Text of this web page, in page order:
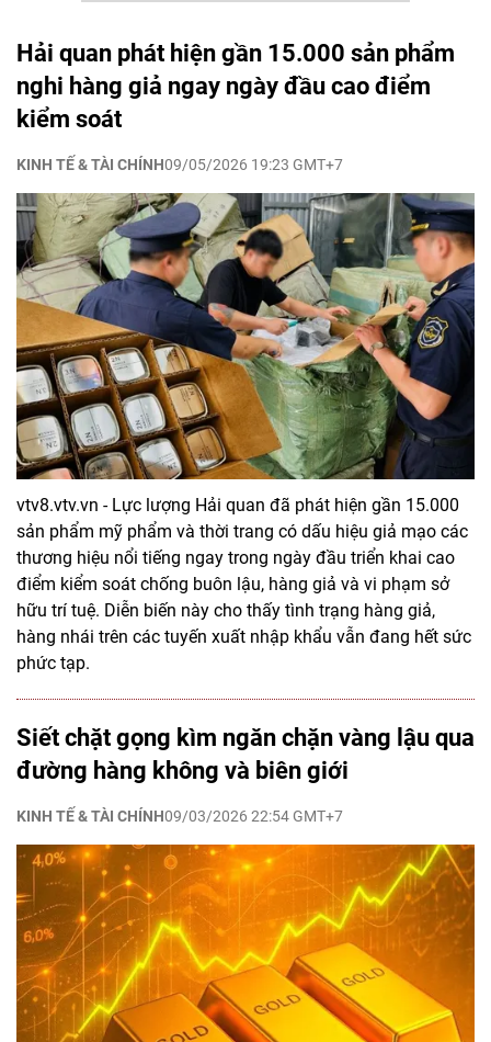
Hải quan phát hiện gần 15.000 sản phẩm
nghi hàng giả ngay ngày đầu cao điểm
kiểm soát
KINH TẾ & TÀI CHÍNH09/05/2026 19:23 GMT+7
vtv8.vtv.vn - Lực lượng Hải quan đã phát hiện gần 15.000
sản phẩm mỹ phẩm và thời trang có dấu hiệu giả mạo các
thương hiệu nổi tiếng ngay trong ngày đầu triển khai cao
điểm kiểm soát chống buôn lậu, hàng giả và vi phạm sở
hữu trí tuệ. Diễn biến này cho thấy tình trạng hàng giả,
hàng nhái trên các tuyến xuất nhập khẩu vẫn đang hết sức
phức tạp.
Siết chặt gọng kìm ngăn chặn vàng lậu qua
đường hàng không và biên giới
KINH TẾ & TÀI CHÍNH09/03/2026 22:54 GMT+7